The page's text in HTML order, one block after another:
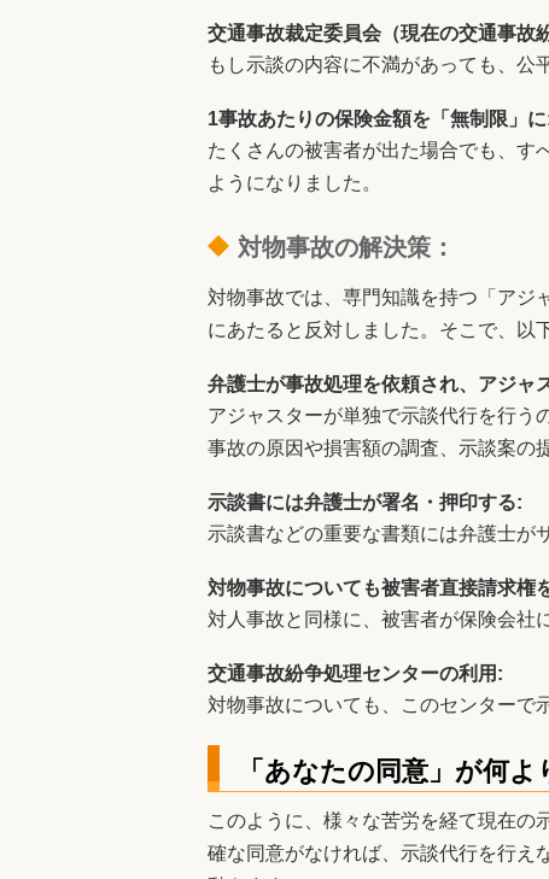
交通事故裁定委員会（現在の交通事故
もし示談の内容に不満があっても、公
1事故あたりの保険金額を「無制限」
たくさんの被害者が出た場合でも、す
ようになりました。
対物事故の解決策：
対物事故では、専門知識を持つ「アジ
にあたると反対しました。そこで、以
弁護士が事故処理を依頼され、アジャ
アジャスターが単独で示談代行を行う
事故の原因や損害額の調査、示談案の
示談書には弁護士が署名・押印する:
示談書などの重要な書類には弁護士が
対物事故についても被害者直接請求権
対人事故と同様に、被害者が保険会社
交通事故紛争処理センターの利用:
対物事故についても、このセンターで
「あなたの同意」が何
このように、様々な苦労を経て現在の
確な同意がなければ、示談代行を行え